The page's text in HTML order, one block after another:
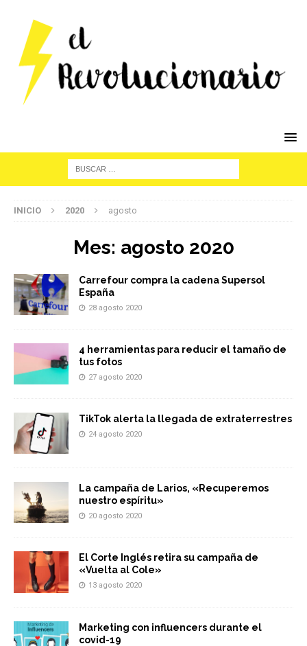
INICIO 2020 agosto
Mes: agosto 2020
Carrefour compra la cadena Supersol
España
28 agosto 2020
4 herramientas para reducir el tamaño de
tus fotos
27 agosto 2020
TikTok alerta la llegada de extraterrestres
24 agosto 2020
La campaña de Larios, «Recuperemos
nuestro espíritu»
20 agosto 2020
El Corte Inglés retira su campaña de
«Vuelta al Cole»
13 agosto 2020
Marketing con influencers durante el
covid-19